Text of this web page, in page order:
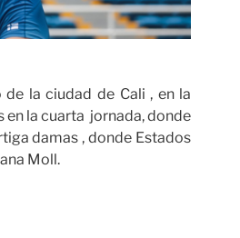
la ciudad de Cali , en la
en la cuarta jornada, donde
damas , donde Estados
Moll.